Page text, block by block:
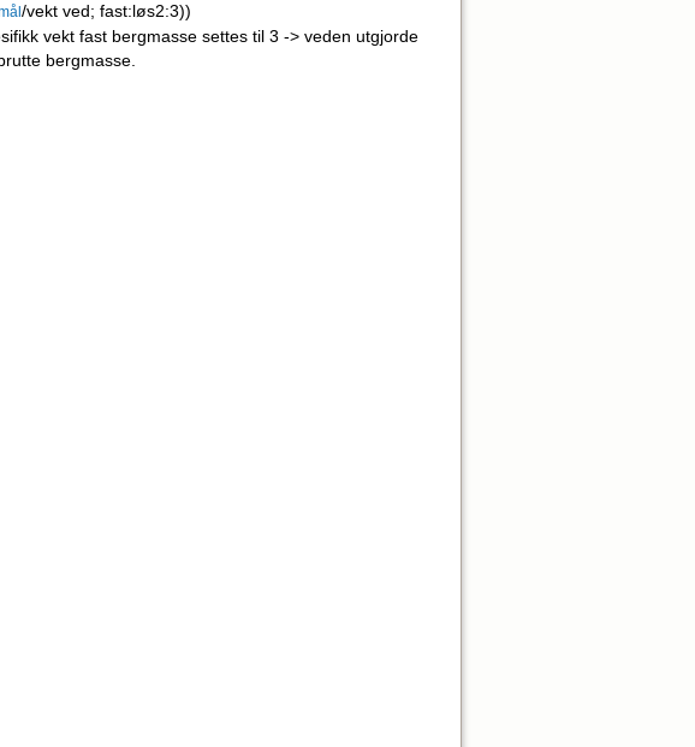
/vekt ved; fast:løs2:3))
vekt fast bergmasse settes til 3 -> veden utgjorde
bergmasse.